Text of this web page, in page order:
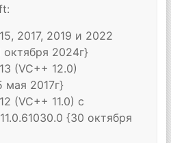
2017, 2019 и 2022
октября 2024г}
(VC++ 12.0)
мая 2017г}
(VC++ 11.0) с
{30 октября